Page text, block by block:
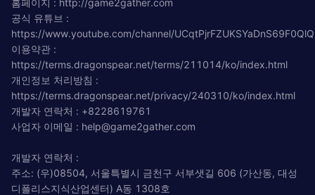
공식 유튜브 :
https://www.youtube.com/channel/UCqtPjrFZUKSYaDnS69F0QlQ
이용약관 :
https://terms.dragonspear.net/terms/211014/ko/index.html
개인정보 처리방침 :
https://terms.dragonspear.net/privacy/240310/ko/index.html
개발자 연락처 : +8228619761
사업자 이메일 : help@game2gather.com
개발자 연락처 :
주소: (우)08504, 서울특별시 금천구 서부샛길 606 (가산동, 대성
디폴리스지식산업센터) A동 1308호